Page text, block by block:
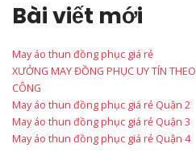
Bài viết mới
May áo thun đồng phục giá rẻ
XƯỞNG MAY ĐỒNG PHỤC UY TÍN
CÔNG
May áo thun đồng phục giá rẻ Quận 2
May áo thun đồng phục giá rẻ Quận 3
May áo thun đồng phục giá rẻ Quận 4